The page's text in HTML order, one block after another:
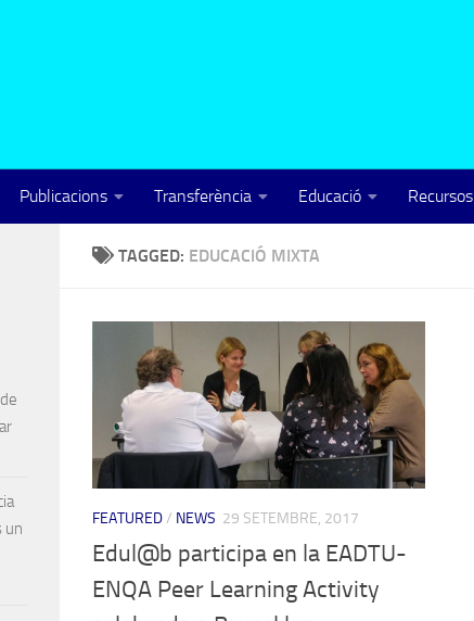
Publicacions Transferència Educació Recursos
TAGGED: EDUCACIÓ MIXTA
FEATURED/ NEWS 29 SETEMBRE, 2017
Edul@b participa en la EADTU-
ENQA Peer Learning Activity
un